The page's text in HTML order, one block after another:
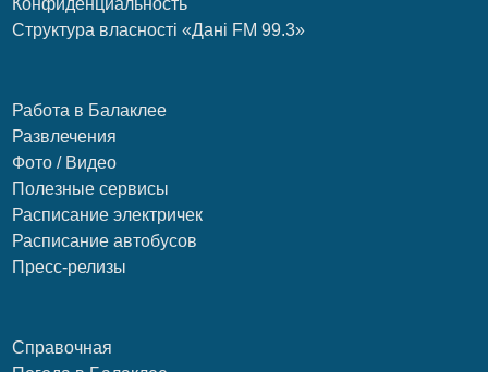
Конфиденциальность
Структура власності «Дані FM 99.3»
Работа в Балаклее
Развлечения
Фото / Видео
Полезные сервисы
Расписание электричек
Расписание автобусов
Пресс-релизы
Справочная